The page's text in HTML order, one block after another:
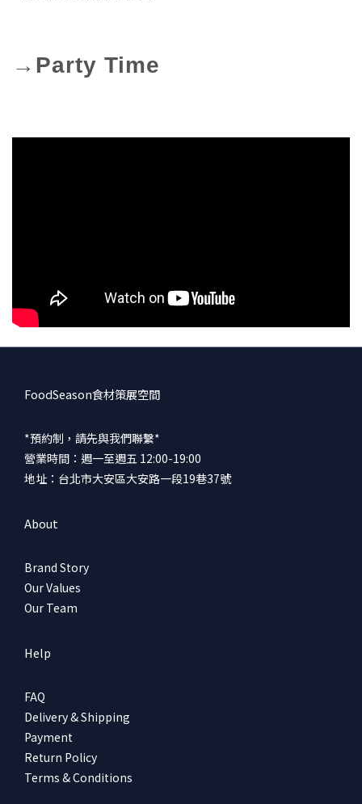
→Party Time
FoodSeason食材策展空間
*預約制，請先與我們聯繫*
營業時間：週一至週五 12:00-19:00
地址：台北市大安區大安路一段19巷37號
About
Brand Story
Our Values
Our Team
Help
FAQ
Delivery & Shipping
Payment
Return Policy
Terms & Conditions